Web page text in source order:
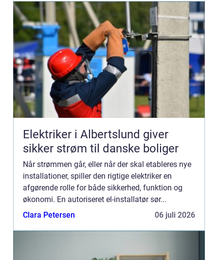
Elektriker i Albertslund giver
sikker strøm til danske boliger
Når strømmen går, eller når der skal etableres nye
installationer, spiller den rigtige elektriker en
afgørende rolle for både sikkerhed, funktion og
økonomi. En autoriseret el-installatør sør...
Clara Petersen
06 juli 2026